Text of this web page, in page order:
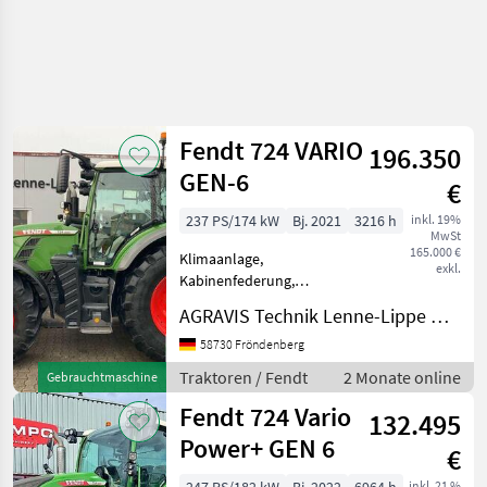
Gebrauchtmaschine
Fendt 724 VARIO
GEN-6
196.350
€
inkl. 19%
MwSt
165.000 €
exkl.
237 PS/174 kW Bj. 2021
3216 h
Klimaanlage,
Kabinenfederung,
GEN-6 (0010) Fendt
Schlepper (0020) T765
Fendt 724 Vario Gen6
Grundschlepper (0030)
L041 Profi+ Setting2 (0040)
AGRAVIS Technik Lenne-Lippe GmbH
58730 Fröndenberg
Traktoren / Fendt 2 Monate online
Fendt 724 Vario
Power+ GEN 6
132.495
€